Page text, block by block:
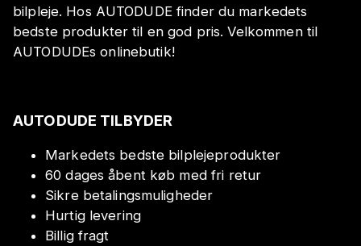
bilpleje. Hos AUTODUDE finder du markedets
bedste produkter til en god pris. Velkommen til
AUTODUDEs onlinebutik!
AUTODUDE TILBYDER
Markedets bedste bilplejeprodukter
60 dages åbent køb med fri retur
Sikre betalingsmuligheder
Hurtig levering
Billig fragt